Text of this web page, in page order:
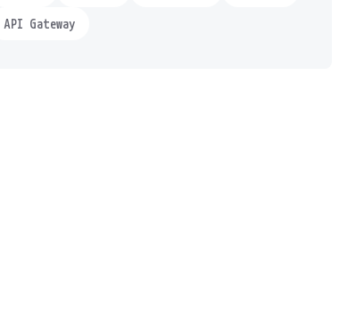
API Gateway